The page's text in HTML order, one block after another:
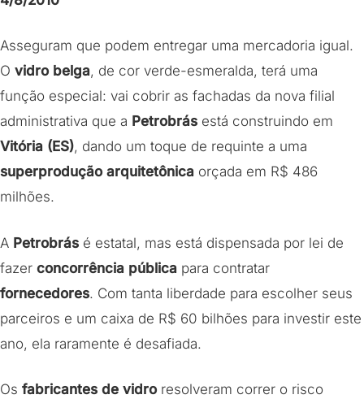
Asseguram que podem entregar uma mercadoria igual.
O vidro belga, de cor verde-esmeralda, terá uma
função especial: vai cobrir as fachadas da nova filial
administrativa que a Petrobrás está construindo em
Vitória (ES), dando um toque de requinte a uma
superprodução arquitetônica orçada em R$ 486
milhões.
A Petrobrás é estatal, mas está dispensada por lei de
fazer concorrência pública para contratar
fornecedores. Com tanta liberdade para escolher seus
parceiros e um caixa de R$ 60 bilhões para investir este
ano, ela raramente é desafiada.
Os fabricantes de vidro resolveram correr o risco